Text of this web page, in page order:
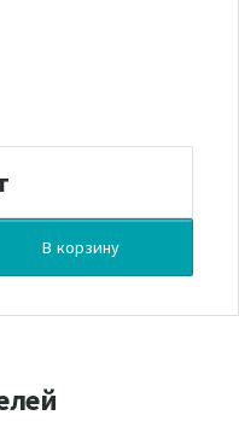
В корзину